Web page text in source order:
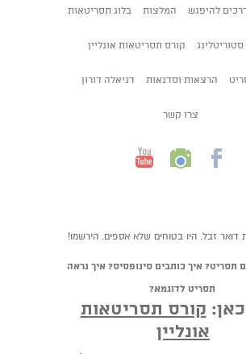
להיפגש המלצות בלוג תסריטאות
קורס תסריטאות אונליין
הרצאות וסדנאות דניאלה דורון
צרו קשר
דואר זבל. היו בטוחים שלא אספים. הירשמו!
תסריט? איך כותבים סינופסיס? איך נראה
תסריט לדוגמא?
קורס תסריטאות
אונליין